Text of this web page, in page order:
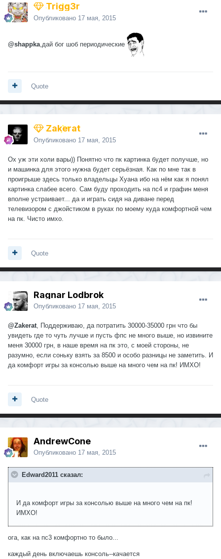
Trigg3r
Опубликовано 17 мая, 2015
@shappka ,дай бог шоб периодические
Quote
Zakerat
Опубликовано 17 мая, 2015
Ох уж эти холи вары)) Понятно что пк картинка будет получше, но
и машинка для этого нужна будет серьёзная. Как по мне так в
проигрыше здесь только владельцы Хуана ибо на нём как я понял
картинка слабее всего. Сам буду проходить на пс4 и графин меня
вполне устраивает... да и играть сидя на диване перед
телевизором с джойстиком в руках по моему куда комфортной чем
на пк. Чисто имхо.
Quote
Ragnar Lodbrok
Опубликовано 17 мая, 2015
@Zakerat , Поддерживаю, да потратить 30000-35000 грн что бы
увидеть где то чуть лучше и пусть фпс не много выше, но извините
меня 30000 грн, в наше время на пк это, с моей стороны, не
разумно, если соньку взять за 8500 и особо разницы не заметить. И
да комфорт игры за консолью выше на много чем на пк! ИМХО!
Quote
AndrewCone
Опубликовано 17 мая, 2015
Edward2011 сказал:
И да комфорт игры за консолью выше на много чем на пк!
ИМХО!
ога, как на пc3 комфортно то было...
каждый день включаешь консоль--качается